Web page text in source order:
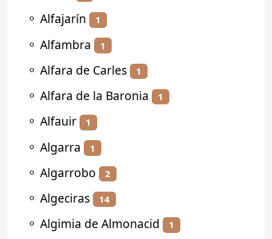
⚬ Alfajarín 1
⚬ Alfambra 1
⚬ Alfara de Carles 1
⚬ Alfara de la Baronia 1
⚬ Alfauir 1
⚬ Algarra 1
⚬ Algarrobo 2
⚬ Algeciras 14
⚬ Algimia de Almonacid 1